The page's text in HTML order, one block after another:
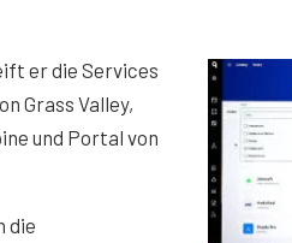
er die Services
Grass Valley,
und Portal von
die